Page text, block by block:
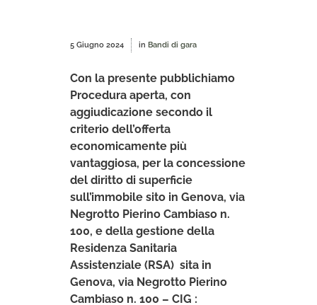
5 Giugno 2024 in Bandi di gara
Con la presente pubblichiamo
Procedura aperta, con
aggiudicazione secondo il
criterio dell’offerta
economicamente più
vantaggiosa, per la concessione
del diritto di superficie
sull’immobile sito in Genova, via
Negrotto Pierino Cambiaso n.
100, e della gestione della
Residenza Sanitaria
Assistenziale (RSA) sita in
Genova, via Negrotto Pierino
Cambiaso n. 100 – CIG :